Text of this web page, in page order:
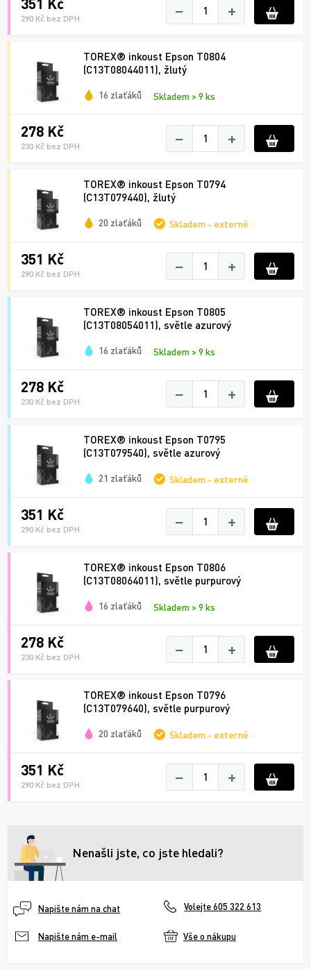
290 Kč bez DPH − +
TOREX® inkoust Epson T0804
(C13T08044011), žlutý
16 zlaťáků Skladem > 9 ks
278 Kč
230 Kč bez DPH − +
TOREX® inkoust Epson T0794
(C13T079440), žlutý
20 zlaťáků Skladem - externě
351 Kč
290 Kč bez DPH − +
TOREX® inkoust Epson T0805
(C13T08054011), světle azurový
16 zlaťáků Skladem > 9 ks
278 Kč
230 Kč bez DPH − +
TOREX® inkoust Epson T0795
(C13T079540), světle azurový
21 zlaťáků Skladem - externě
351 Kč
290 Kč bez DPH − +
TOREX® inkoust Epson T0806
(C13T08064011), světle purpurový
16 zlaťáků Skladem > 9 ks
278 Kč
230 Kč bez DPH − +
TOREX® inkoust Epson T0796
(C13T079640), světle purpurový
20 zlaťáků Skladem - externě
351 Kč
290 Kč bez DPH − +
Nenašli jste, co jste hledali?
Napište nám na chat Volejte 605 322 613
Napište nám e-mail Vše o nákupu